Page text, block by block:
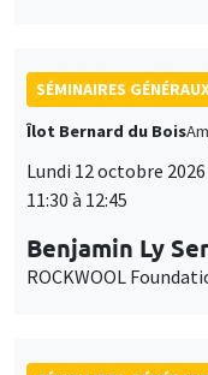
SÉMINAIRES
Îlot Bernard du Bois
Lundi 12 octobre 2026
11:30 à 12:45
Benjamin Ly
ROCKWOOL